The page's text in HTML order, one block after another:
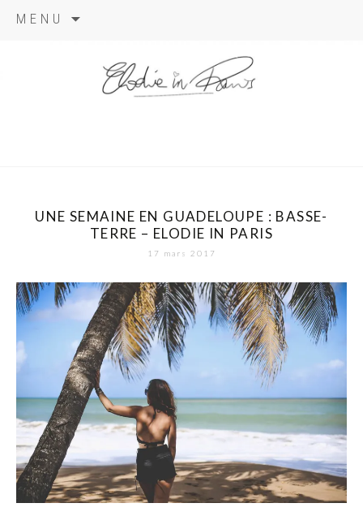
MENU
UNE SEMAINE EN GUADELOUPE : BASSE-
TERRE – ELODIE IN PARIS
17 mars 2017